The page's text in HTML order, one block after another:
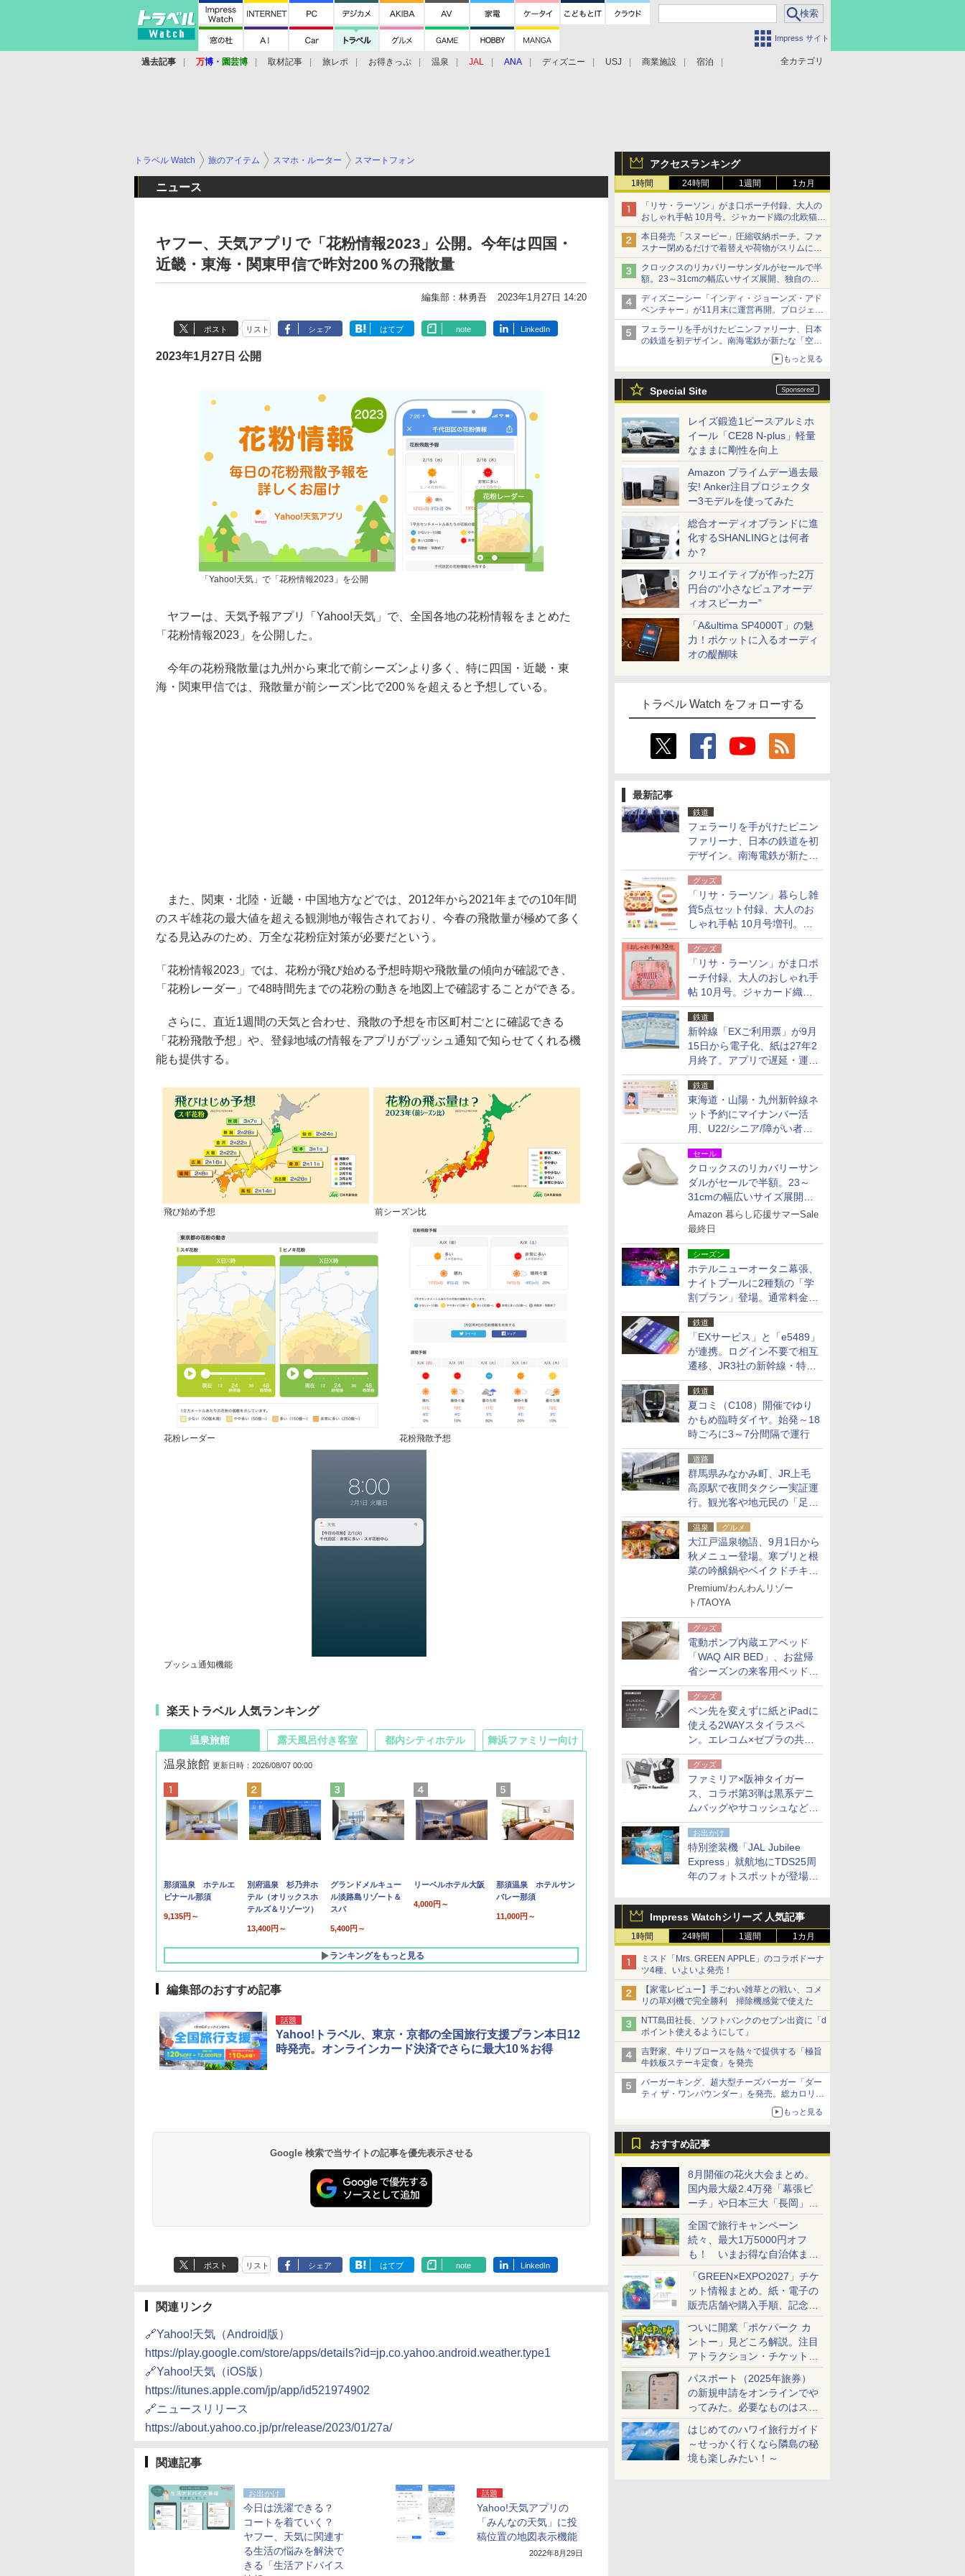
Impress サイト
全カテゴリ
過去記事 万博 ・ 園芸博 取材記事 旅レポ お得きっぷ 温泉 JAL ANA ディズニー USJ 商業施設 宿泊
アクセスランキング
1時間 24時間 1週間 1カ月
「リサ・ラーソン」がま口ポーチ付録、大人の
おしゃれ手帖 10月号。ジャカード織の北欧猫デ
ザイン
本日発売「スヌーピー」圧縮収納ポーチ。ファ
スナー閉めるだけで着替えや荷物がスリムにま
とまる
クロックスのリカバリーサンダルがセールで半
額。23～31cmの幅広いサイズ展開、独自のク
ッション素材を採用
ディズニーシー「インディ・ジョーンズ・アド
ベンチャー」が11月末に運営再開。プロジェク
ションマッピングを追加、DPAは1500円
フェラーリを手がけたピニンファリーナ、日本
の鉄道を初デザイン。南海電鉄が新たな「空港
もっと見る
Special Site
レイズ鍛造1ピースアルミホ
イール「CE28 N-plus」軽量
なままに剛性を向上
Amazon プライムデー過去最
安! Anker注目プロジェクタ
ー3モデルを使ってみた
総合オーディオブランドに進
化するSHANLINGとは何者
か？
クリエイティブが作った2万
円台の“小さなピュアオーデ
ィオスピーカー”
「A&ultima SP4000T」の魅
力！ポケットに入るオーディ
オの醍醐味
トラベル Watch をフォローする
最新記事
鉄道
フェラーリを手がけたピニン
ファリーナ、日本の鉄道を初
デザイン。南海電鉄が新たな
「空港特急」をなにわ筋線へ
導入
グッズ
「リサ・ラーソン」暮らし雑
貨5点セット付録、大人のお
しゃれ手帖 10月号増刊。
USBケーブルや缶ケースなど
グッズ
「リサ・ラーソン」がま口ポ
ーチ付録、大人のおしゃれ手
帖 10月号。ジャカード織の
北欧猫デザイン
鉄道
新幹線「EXご利用票」が9月
15日から電子化、紙は27年2
月終了。アプリで遅延・運休
も確認可能に
鉄道
東海道・山陽・九州新幹線ネ
ット予約にマイナンバー活
用、U22/シニア/障がい者割
を9月15日から発売
セール
クロックスのリカバリーサン
ダルがセールで半額。23～
31cmの幅広いサイズ展開、
独自のクッション素材を採用
Amazon 暮らし応援サマーSale
最終日
シーズン
ホテルニューオータニ幕張、
ナイトプールに2種類の「学
割プラン」登場。通常料金の
およそ半額でお得に夜活
鉄道
「EXサービス」と「e5489」
が連携。ログイン不要で相互
遷移、JR3社の新幹線・特急
予約をアプリで一括確認
鉄道
夏コミ（C108）開催でゆり
かもめ臨時ダイヤ。始発～18
時ごろに3～7分間隔で運行
道路
群馬県みなかみ町、JR上毛
高原駅で夜間タクシー実証運
行。観光客や地元民の「足が
ない」課題解消へ、木金土に
2台体制
温泉 グルメ
大江戸温泉物語、9月1日から
秋メニュー登場。寒ブリと根
菜の吟醸鍋やベイクドチキ
ン、ショコラ＆栗スイーツも
食べ放題に
Premium/わんわんリゾー
ト/TAOYA
グッズ
電動ポンプ内蔵エアベッド
「WAQ AIR BED」、お盆帰
省シーズンの来客用ベッドに
も。使用後は収納バッグでコ
ンパクトに保管
グッズ
ペン先を変えずに紙とiPadに
使える2WAYスタイラスペ
ン。エレコム×ゼブラの共同
開発
グッズ
ファミリア×阪神タイガー
ス、コラボ第3弾は黒系デニ
ムバッグやサコッシュなど6
点。8月21日オンラインスト
アで発売
お出かけ
特別塗装機「JAL Jubilee
Express」就航地にTDS25周
年のフォトスポットが登場。
Impress Watchシリーズ 人気記事
1時間 24時間 1週間 1カ月
ミスド「Mrs. GREEN APPLE」のコラボドーナ
ツ4種、いよいよ発売！
【家電レビュー】手ごわい雑草との戦い、コメ
リの草刈機で完全勝利 掃除機感覚で使えた
NTT島田社長、ソフトバンクのセブン出資に「d
ポイント使えるようにして」
吉野家、牛リブロースを熱々で提供する「極旨
牛鉄板ステーキ定食」を発売
バーガーキング、超大型チーズバーガー「ダー
ティ ザ・ワンパウンダー」を発売。総カロリー
もっと見る
おすすめ記事
8月開催の花火大会まとめ。
国内最大級2.4万発「幕張ビ
ーチ」や日本三大「長岡」な
ど大型イベント目白押し！
全国で旅行キャンペーン
続々、最大1万5000円オフ
も！ いまお得な自治体まと
め
「GREEN×EXPO2027」チケ
ット情報まとめ。紙・電子の
販売店舗や購入手順、記念チ
ケットも解説
ついに開業「ポケパーク カ
ントー」見どころ解説。注目
アトラクション・チケット手
配・来場前に必要な準備は？
パスポート（2025年旅券）
の新規申請をオンラインでや
ってみた。必要なものはスマ
ホとマイナカードのみ
はじめてのハワイ旅行ガイド
～せっかく行くなら隣島の秘
境も楽しみたい！～
トラベル Watch 旅のアイテム スマホ・ルーター スマートフォン
ニュース
ヤフー、天気アプリで「花粉情報2023」公開。今年は四国・
近畿・東海・関東甲信で昨対200％の飛散量
編集部：林勇吾 2023年1月27日 14:20
ポスト リスト シェア はてブ note LinkedIn
2023年1月27日 公開
「Yahoo!天気」で「花粉情報2023」を公開
ヤフーは、天気予報アプリ「Yahoo!天気」で、全国各地の花粉情報をまとめた
「花粉情報2023」を公開した。
今年の花粉飛散量は九州から東北で前シーズンより多く、特に四国・近畿・東
海・関東甲信では、飛散量が前シーズン比で200％を超えると予想している。
また、関東・北陸・近畿・中国地方などでは、2012年から2021年までの10年間
のスギ雄花の最大値を超える観測地が報告されており、今春の飛散量が極めて多く
なる見込みのため、万全な花粉症対策が必要だという。
「花粉情報2023」では、花粉が飛び始める予想時期や飛散量の傾向が確認でき、
「花粉レーダー」で48時間先までの花粉の動きを地図上で確認することができる。
さらに、直近1週間の天気と合わせ、飛散の予想を市区町村ごとに確認できる
「花粉飛散予想」や、登録地域の情報をアプリがプッシュ通知で知らせてくれる機
能も提供する。
飛び始め予想 前シーズン比
花粉レーダー 花粉飛散予想
プッシュ通知機能
楽天トラベル 人気ランキング
温泉旅館
温泉旅館 更新日時：2026/08/07 00:00
那須温泉 ホテルエ
ピナール那須
9,135円～
別府温泉 杉乃井ホ
テル（オリックスホ
テルズ＆リゾーツ）
13,400円～
グランドメルキュー
ル淡路島リゾート＆
スパ
5,400円～
リーベルホテル大阪
4,000円～
那須温泉 ホテルサン
バレー那須
11,000円～
ランキングをもっと見る
露天風呂付き客室
10,450円～
19,541円～
都内シティホテル 舞浜ファミリー向け
7,950円～
5,758円～
編集部のおすすめ記事
話題
Yahoo!トラベル、東京・京都の全国旅行支援プラン本日12
時発売。オンラインカード決済でさらに最大10％お得
Google 検索で当サイトの記事を優先表示させる
ポスト リスト シェア はてブ note LinkedIn
関連リンク
🔗Yahoo!天気（Android版）
https://play.google.com/store/apps/details?id=jp.co.yahoo.android.weather.type1
🔗Yahoo!天気（iOS版）
https://itunes.apple.com/jp/app/id521974902
🔗ニュースリリース
https://about.yahoo.co.jp/pr/release/2023/01/27a/
関連記事
お出かけ
今日は洗濯できる？
コートを着ていく？
ヤフー、天気に関連す
る生活の悩みを解決で
きる「生活アドバイス
話題
Yahoo!天気アプリの
「みんなの天気」に投
稿位置の地図表示機能
2022年8月29日